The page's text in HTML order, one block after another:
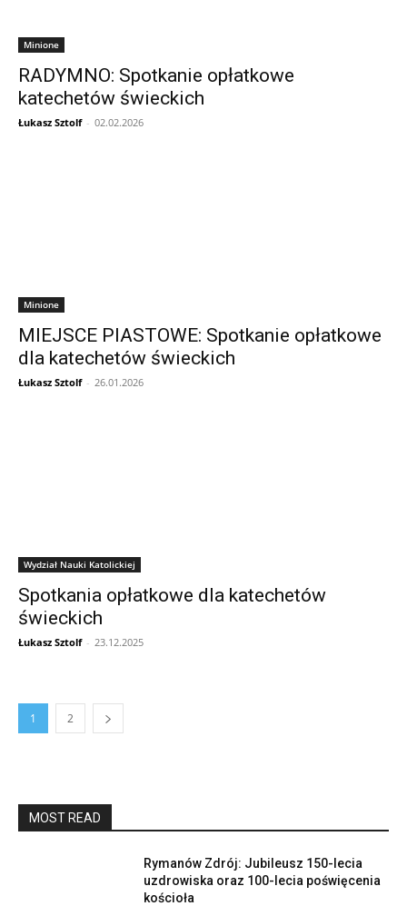
Minione
RADYMNO: Spotkanie opłatkowe
katechetów świeckich
Łukasz Sztolf - 02.02.2026
Minione
MIEJSCE PIASTOWE: Spotkanie opłatkowe
dla katechetów świeckich
Łukasz Sztolf - 26.01.2026
Wydział Nauki Katolickiej
Spotkania opłatkowe dla katechetów
świeckich
Łukasz Sztolf - 23.12.2025
1 2
MOST READ
Rymanów Zdrój: Jubileusz 150-lecia
uzdrowiska oraz 100-lecia poświęcenia
kościoła